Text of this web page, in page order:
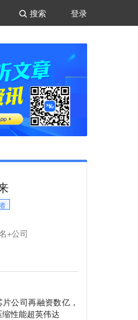
登录
搜索
+公司
公司再融资数亿，
性能超英伟达